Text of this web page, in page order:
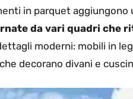
in parquet
da vari quadri che
moderni: mobili in
decorano divani e